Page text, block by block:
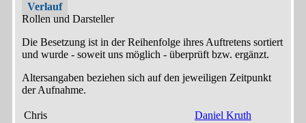
Verlauf
Rollen und Darsteller
Die Besetzung ist in derReihenfolge ihres Auftretens sortiert
und wurde - soweit uns möglich - überprüft bzw. ergänzt.
Altersangaben beziehen sich auf den jeweiligen Zeitpunkt
der Aufnahme.
Chris Daniel Kruth